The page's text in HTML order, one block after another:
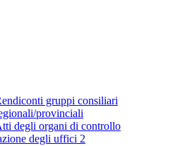
gruppi consiliari
provinciali
degli organi di controllo
degli uffici 2